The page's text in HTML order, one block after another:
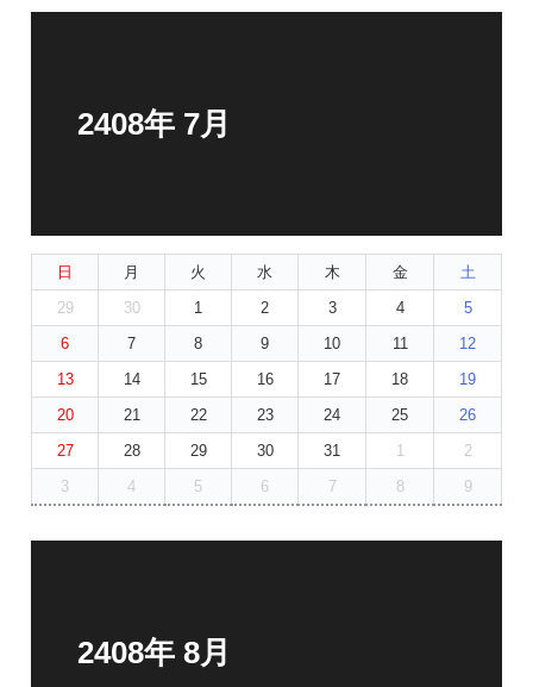
2408年 7月
日 月 火 水 木 金
土
29
30 1 2 3 4
5
6
7 8 9 10 11
12
13
14 15 16 17 18
19
20
21 22 23 24 25
26
27
28 29 30 31 1
2
3
4 5 6 7 8 9
2408年 8月